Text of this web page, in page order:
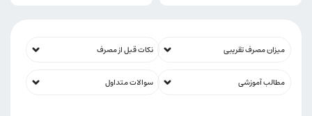
میزان مصرف تقریبی نکات قبل از مصرف
مطالب آموزشی سوالات متداول